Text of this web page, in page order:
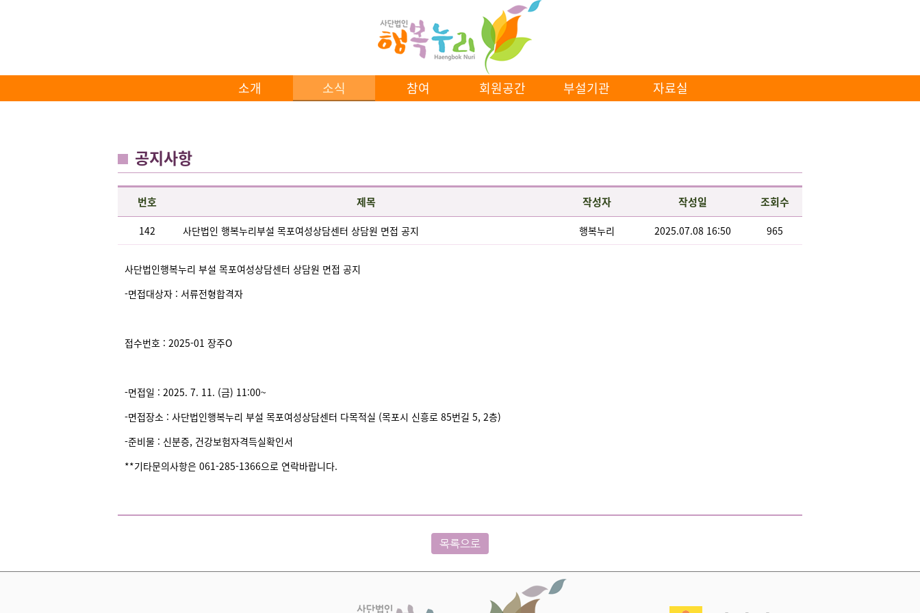
소개 소식 참여 회원공간 부설기관 자료실
공지사항
번호 제목 작성자 작성일 조회수
142 사단법인 행복누리부설 목포여성상담센터 상담원 면접 공지 행복누리 2025.07.08 16:50 965
사단법인행복누리 부설 목포여성상담센터 상담원 면접 공지
-면접대상자 : 서류전형합격자
접수번호 : 2025-01 장주O
-면접일 : 2025. 7. 11. (금) 11:00~
-면접장소 : 사단법인행복누리 부설 목포여성상담센터 다목적실 (목포시 신흥로 85번길 5, 2층)
-준비물 : 신분증, 건강보험자격득실확인서
**기타문의사항은 061-285-1366으로 연락바랍니다.
목록으로